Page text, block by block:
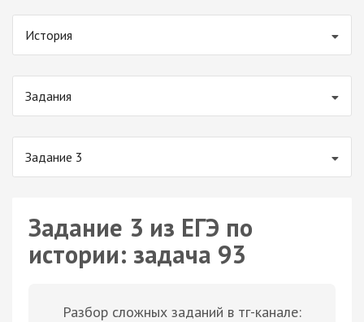
История
Задания
Задание 3
Задание 3 из ЕГЭ по
истории: задача 93
Разбор сложных заданий в тг-канале: